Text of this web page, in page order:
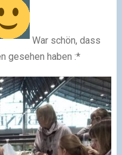
War schön, dass
gesehen haben :*